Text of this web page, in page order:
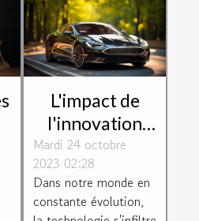
L'impact de
l'innovation
technologique
sur le monde
juridique
Mardi 24 octobre
2023 02:28
Dans notre monde en
constante évolution,